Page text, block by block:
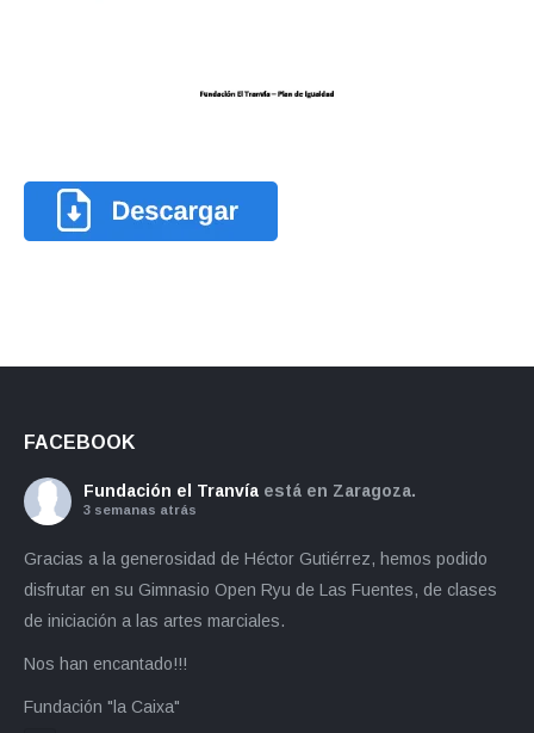
FACEBOOK
Fundación el Tranvía está en Zaragoza.
3 semanas atrás
Gracias a la generosidad de Héctor Gutiérrez, hemos podido
disfrutar en su Gimnasio Open Ryu de Las Fuentes, de clases
de iniciación a las artes marciales.
Nos han encantado!!!
Fundación "la Caixa"